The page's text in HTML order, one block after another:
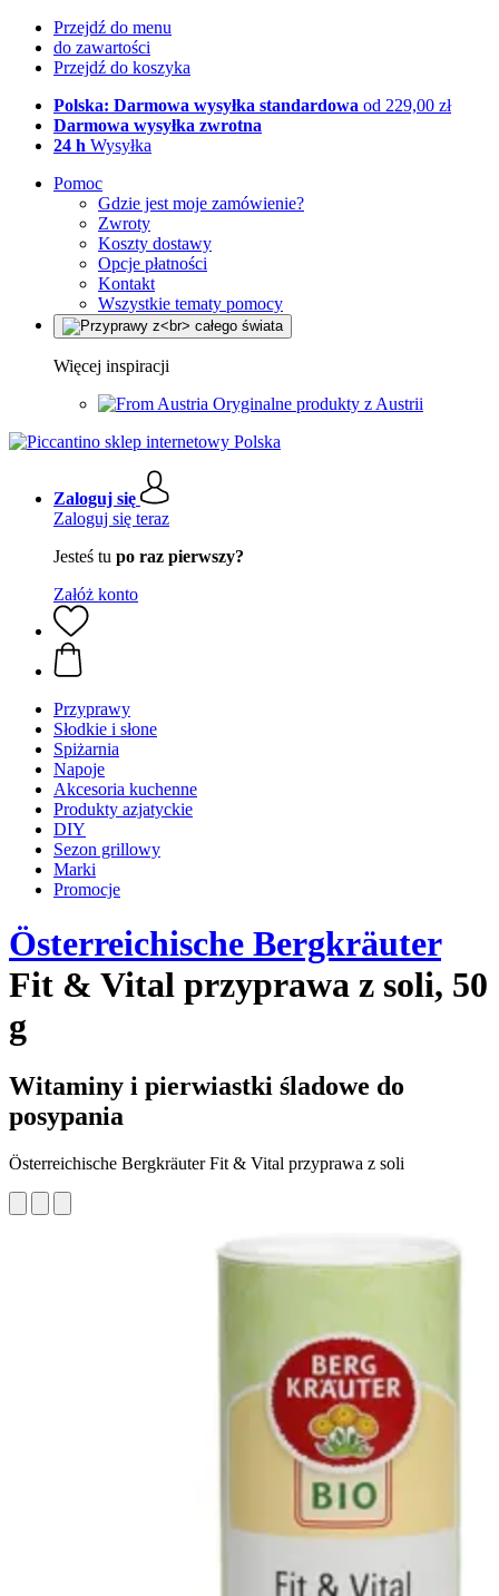
Przejdź do menu
do zawartości
Przejdź do koszyka
Polska: Darmowa wysyłka standardowa od 229,00 zł
Darmowa wysyłka zwrotna
24 h Wysyłka
Pomoc
Gdzie jest moje zamówienie?
Zwroty
Koszty dostawy
Opcje płatności
Kontakt
Wszystkie tematy pomocy
Więcej inspiracji
Oryginalne produkty z Austrii
Zaloguj się
Zaloguj się teraz
Jesteś tu po raz pierwszy?
Załóż konto
Przyprawy
Słodkie i słone
Spiżarnia
Napoje
Akcesoria kuchenne
Produkty azjatyckie
DIY
Sezon grillowy
Marki
Promocje
Österreichische Bergkräuter
Fit & Vital przyprawa z soli, 50
g
Witaminy i pierwiastki śladowe do
posypania
Österreichische Bergkräuter Fit & Vital przyprawa z soli